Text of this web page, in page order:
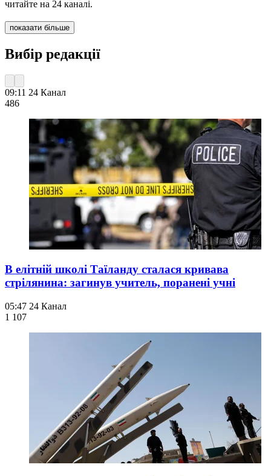
читайте на 24 каналі.
показати більше
Вибір редакції
09:11 24 Канал
486
В елітній школі Таїланду сталася кривава
стрілянина: загинув учитель, поранені учні
05:47 24 Канал
1 107